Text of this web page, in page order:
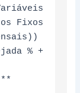
Fixos
% +